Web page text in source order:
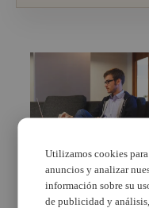
Los trabajadores
autónomos en
un análisis en 2024
Utilizamos cookies
anuncios y analizar
información sobre su
de publicidad y